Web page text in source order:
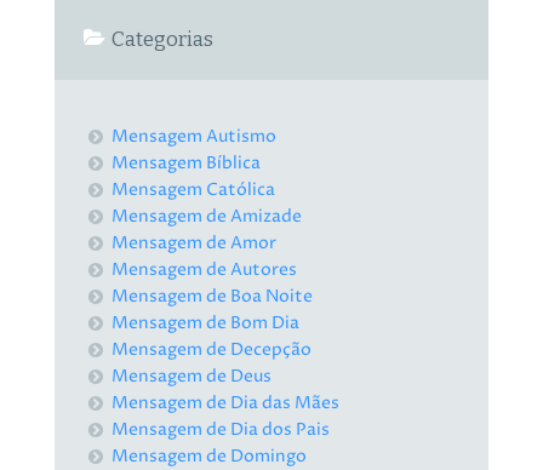
Categorias
Mensagem Autismo
Mensagem Bíblica
Mensagem Católica
Mensagem de Amizade
Mensagem de Amor
Mensagem de Autores
Mensagem de Boa Noite
Mensagem de Bom Dia
Mensagem de Decepção
Mensagem de Deus
Mensagem de Dia das Mães
Mensagem de Dia dos Pais
Mensagem de Domingo